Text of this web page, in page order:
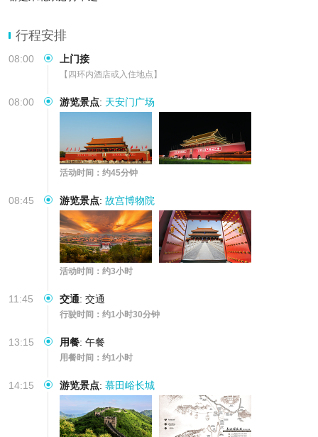
行程安排
08:00 上门接
【四环内酒店或入住地点】
08:00 游览景点: 天安门广场
活动时间：约45分钟
08:45 游览景点: 故宫博物院
活动时间：约3小时
11:45 交通: 交通
行驶时间：约1小时30分钟
13:15 用餐: 午餐
用餐时间：约1小时
14:15 游览景点: 慕田峪长城